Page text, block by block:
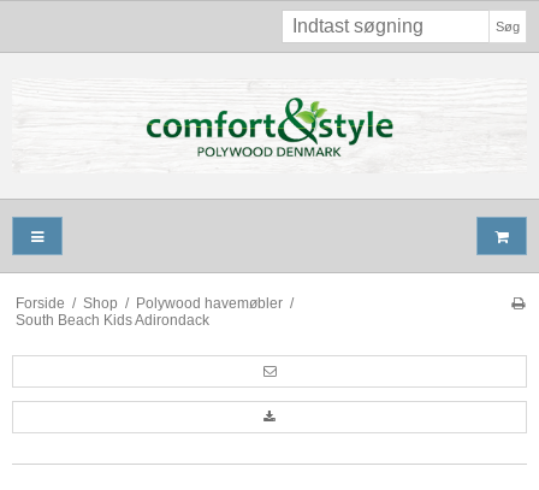
Søg
Forside / Shop / Polywood havemøbler /
South Beach Kids Adirondack